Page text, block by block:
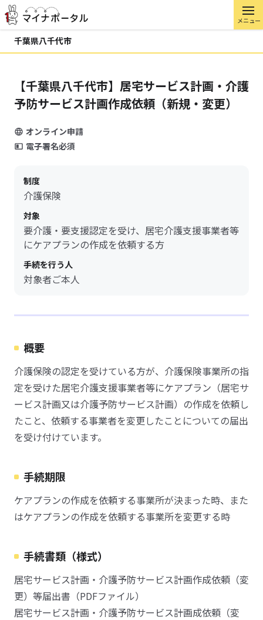
メニュー
千葉県八千代市
【千葉県八千代市】居宅サービス計画・介護
予防サービス計画作成依頼（新規・変更）
オンライン申請
電子署名必須
制度
介護保険
対象
要介護・要支援認定を受け、居宅介護支援事業者等
にケアプランの作成を依頼する方
手続を行う人
対象者ご本人
概要
介護保険の認定を受けている方が、介護保険事業所の指
定を受けた居宅介護支援事業者等にケアプラン（居宅サ
ービス計画又は介護予防サービス計画）の作成を依頼し
たこと、依頼する事業者を変更したことについての届出
を受け付けています。
手続期限
ケアプランの作成を依頼する事業所が決まった時、また
はケアプランの作成を依頼する事業所を変更する時
手続書類（様式）
居宅サービス計画・介護予防サービス計画作成依頼（変
更）等届出書（PDFファイル）
居宅サービス計画・介護予防サービス計画成依頼（変